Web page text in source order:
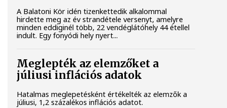
A Balatoni Kör idén tizenkettedik alkalommal
hirdette meg az év strandétele versenyt, amelyre
minden eddiginél több, 22 vendéglátóhely 44 étellel
indult. Egy fonyódi hely nyert...
Meglepték az elemzőket a
júliusi inflációs adatok
Hatalmas meglepetésként értékelték az elemzők a
júliusi, 1,2 százalékos inflációs adatot.